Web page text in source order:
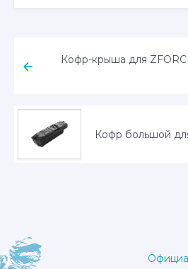
Кофр-крыша для
Кофр большой